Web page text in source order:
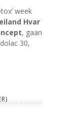
week
Hvar
, gaan
30,